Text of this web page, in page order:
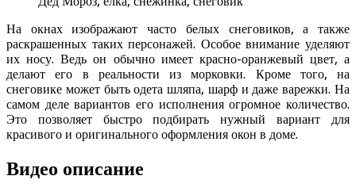
На окнах изображают часто белых снеговиков, а также
раскрашенных таких персонажей. Особое внимание уделяют
их носу. Ведь он обычно имеет красно-оранжевый цвет, а
делают его в реальности из морковки. Кроме того, на
снеговике может быть одета шляпа, шарф и даже варежки. На
самом деле вариантов его исполнения огромное количество.
Это позволяет быстро подбирать нужный вариант для
красивого и оригинального оформления окон в доме.
Видео описание